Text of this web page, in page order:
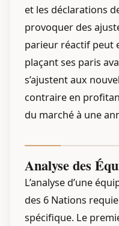
et les déclarations
provoquer des
parieur réactif peut
plaçant ses paris
s’ajustent aux
contraire en
du marché à une
Analyse des
L’analyse d’une
des 6 Nations
spécifique. Le